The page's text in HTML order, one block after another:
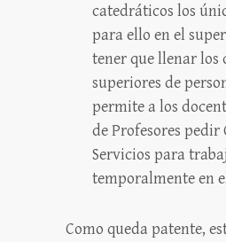
catedráticos los
para ello en el
tener que llenar los
superiores de
permite a los
de Profesores pedir
Servicios para
temporalmente en
Como queda patente,